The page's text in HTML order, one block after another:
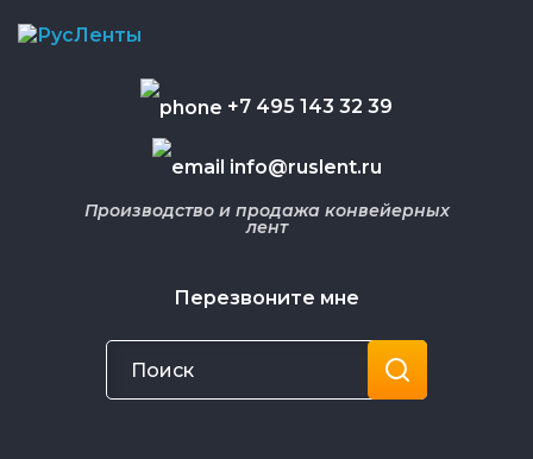
+7 495 143 32 39
info@ruslent.ru
Перезвоните мне
Производство и продажа конвейерных
лент